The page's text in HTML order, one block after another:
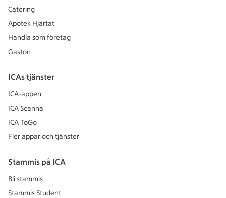
Catering
Apotek Hjärtat
Handla som företag
Gaston
ICAs tjänster
ICA-appen
ICA Scanna
ICA ToGo
Fler appar och tjänster
Stammis på ICA
Bli stammis
Stammis Student